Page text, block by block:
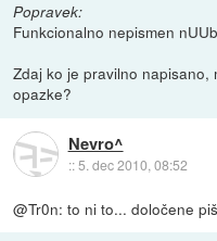
Popravek:
Funkcionalno nepismen
Zdaj ko je pravilno
opazke?
Nevro^
::5. dec 2010, 08:52
@Tr0n: to ni to... določene